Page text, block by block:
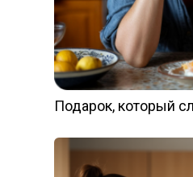
Подарок, который